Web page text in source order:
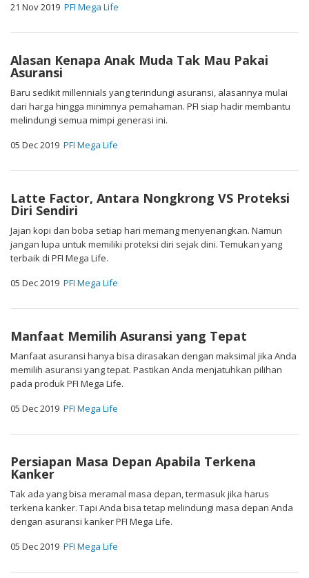
21 Nov 2019 PFI Mega Life
Alasan Kenapa Anak Muda Tak Mau Pakai
Asuransi
Baru sedikit millennials yang terindungi asuransi, alasannya mulai
dari harga hingga minimnya pemahaman. PFI siap hadir membantu
melindungi semua mimpi generasi ini.
05 Dec 2019 PFI Mega Life
Latte Factor, Antara Nongkrong VS Proteksi
Diri Sendiri
Jajan kopi dan boba setiap hari memang menyenangkan. Namun
jangan lupa untuk memiliki proteksi diri sejak dini. Temukan yang
terbaik di PFI Mega Life.
05 Dec 2019 PFI Mega Life
Manfaat Memilih Asuransi yang Tepat
Manfaat asuransi hanya bisa dirasakan dengan maksimal jika Anda
memilih asuransi yang tepat. Pastikan Anda menjatuhkan pilihan
pada produk PFI Mega Life.
05 Dec 2019 PFI Mega Life
Persiapan Masa Depan Apabila Terkena
Kanker
Tak ada yang bisa meramal masa depan, termasuk jika harus
terkena kanker. Tapi Anda bisa tetap melindungi masa depan Anda
dengan asuransi kanker PFI Mega Life.
05 Dec 2019 PFI Mega Life